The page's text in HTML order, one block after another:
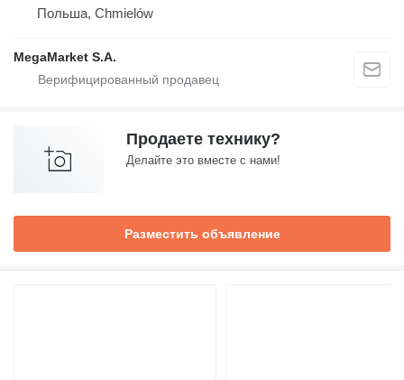
Польша, Chmielów
MegaMarket S.A.
Продаете технику?
Делайте это вместе с нами!
Разместить объявление